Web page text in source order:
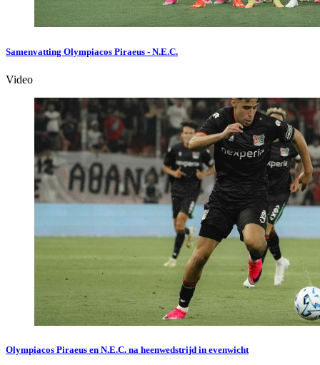
Samenvatting Olympiacos Piraeus - N.E.C.
Video
Olympiacos Piraeus en N.E.C. na heenwedstrijd in evenwicht